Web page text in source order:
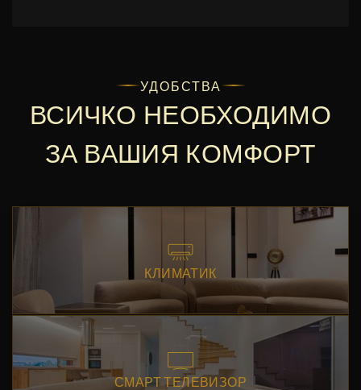
УДОБСТВА
ВСИЧКО НЕОБХОДИМО
ЗА ВАШИЯ КОМФОРТ
КЛИМАТИК
СМАРТ ТЕЛЕВИЗОР